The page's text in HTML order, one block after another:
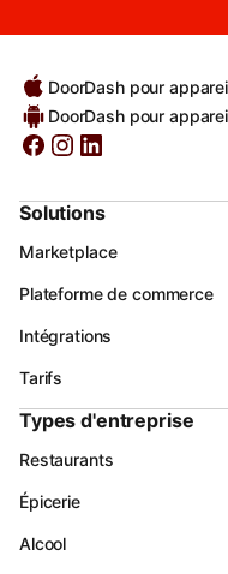
DoorDash pour
DoorDash pour
Solutions
Marketplace
Plateforme de commerce
Intégrations
Tarifs
Types d'entreprise
Restaurants
Épicerie
Alcool